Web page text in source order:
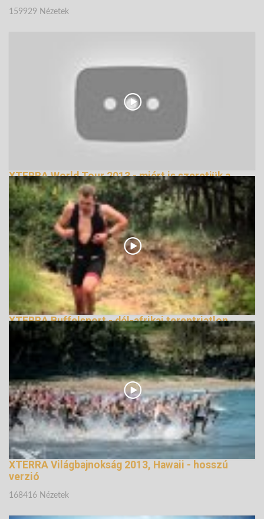
159929 Nézetek
XTERRA World Tour 2013 - miért is szeretjük a
tereptriatlont
155531 Nézetek
XTERRA Buffelsport - dél-afrikai tereptriatlon
évadnyitófutam bemutató videó
XTERRA Világbajnokság 2013, Hawaii - hosszú
verzió
168416 Nézetek